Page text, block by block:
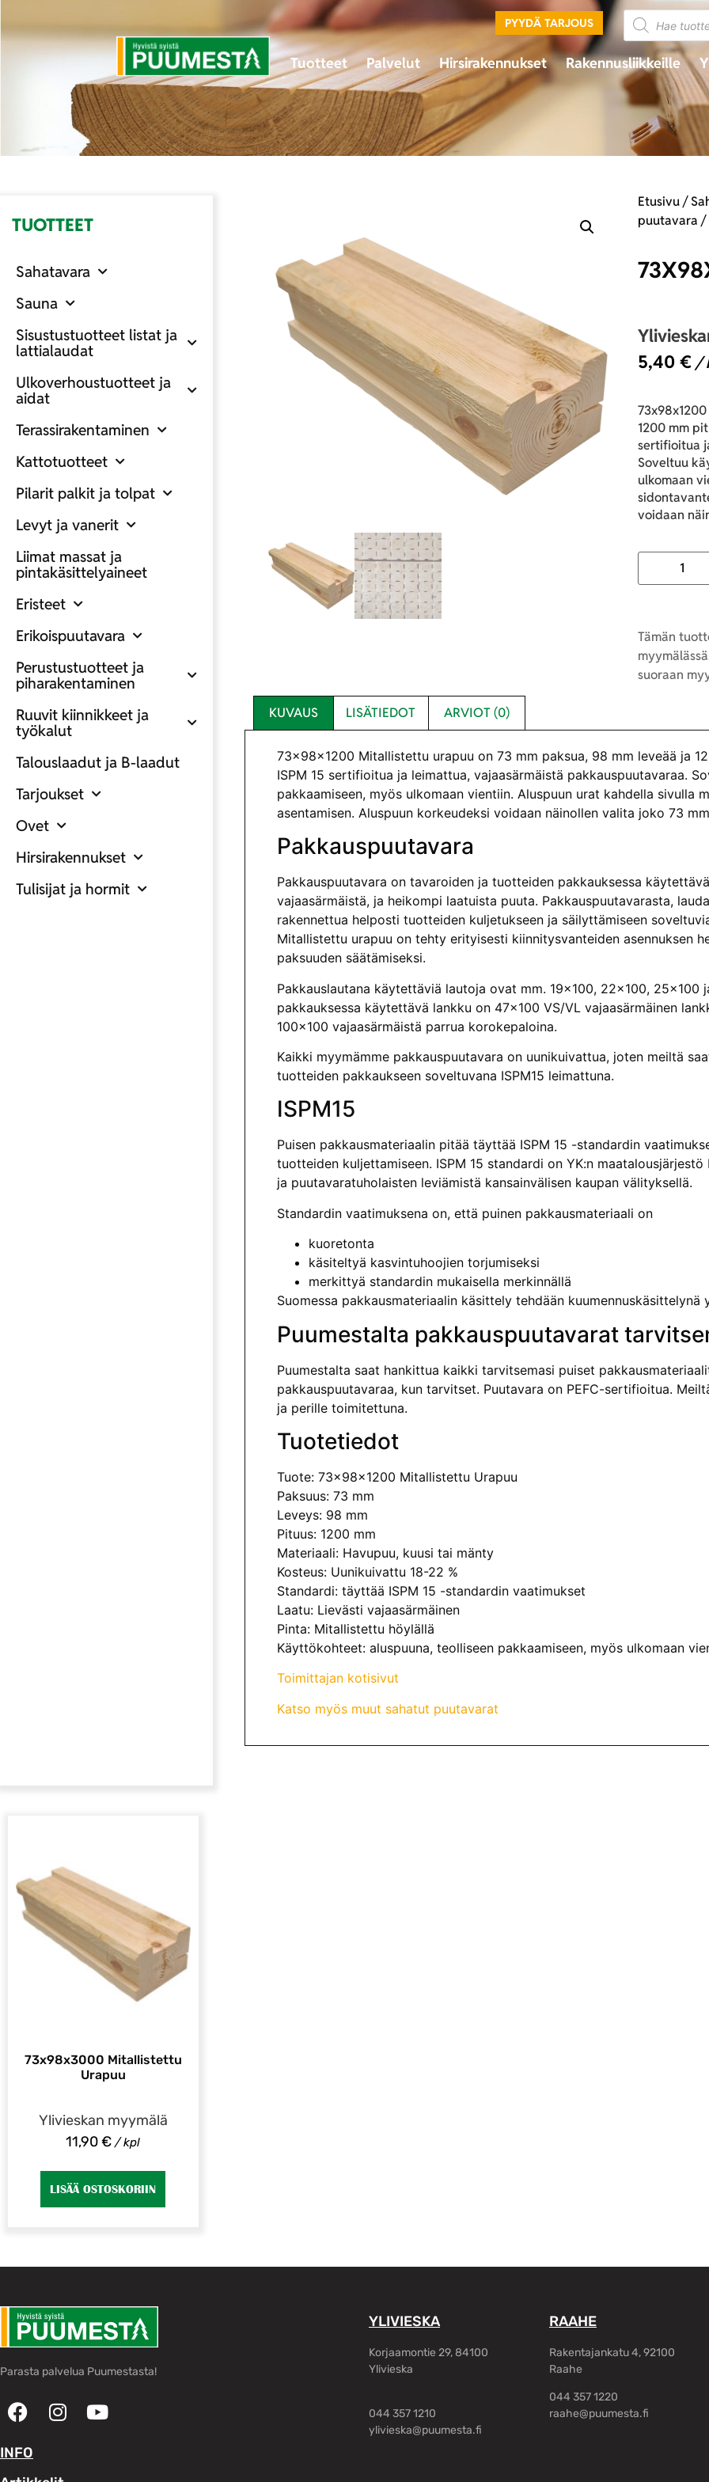
PYYDÄ TARJOUS
Tuotteet Palvelut Hirsirakennukset Rakennusliikkeille
TUOTTEET
Sahatavara
Sauna
Sisustustuotteet listat ja
lattialaudat
Ulkoverhoustuotteet ja
aidat
Terassirakentaminen
Kattotuotteet
Pilarit palkit ja tolpat
Levyt ja vanerit
Liimat massat ja
pintakäsittelyaineet
Eristeet
Erikoispuutavara
Perustustuotteet ja
piharakentaminen
Ruuvit kiinnikkeet ja
työkalut
Talouslaadut ja B-laadut
Tarjoukset
Ovet
Hirsirakennukset
Tulisijat ja hormit
Etusivu/
puutavara /
5,40€ /
1200 mm
sertifioitua
Soveltuu
ulkomaan
voidaan
Tämän
suoraan
KUVAUS LISÄTIEDOT ARVIOT (0)
73x98x1200 Mitallistettu urapuu on 73 mm paksua, 98 mm leveää ja
ISPM 15 sertifioitua ja leimattua, vajaasärmäistä pakkauspuutavaraa.
pakkaamiseen, myös ulkomaan vientiin. Aluspuun urat kahdella sivulla
asentamisen. Aluspuun korkeudeksi voidaan näinollen valita joko 73
Pakkauspuutavara
Pakkauspuutavara on tavaroiden ja tuotteiden pakkauksessa
vajaasärmäistä, ja heikompi laatuista puuta. Pakkauspuutavarasta,
rakennettua helposti tuotteiden kuljetukseen ja säilyttämiseen
Mitallistettu urapuu on tehty erityisesti kiinnitysvanteiden asennuksen
paksuuden säätämiseksi.
Pakkauslautana käytettäviä lautoja ovat mm. 19×100, 22×100, 25×100
pakkauksessa käytettävä lankku on 47×100 VS/VL vajaasärmäinen
100×100 vajaasärmäistä parrua korokepaloina.
Kaikki myymämme pakkauspuutavara on uunikuivattua, joten meiltä
tuotteiden pakkaukseen soveltuvana ISPM15 leimattuna.
ISPM15
Puisen pakkausmateriaalin pitää täyttää ISPM 15 -standardin
tuotteiden kuljettamiseen. ISPM 15 standardi on YK:n
ja puutavaratuholaisten leviämistä kansainvälisen kaupan välityksellä.
Standardin vaatimuksena on, että puinen pakkausmateriaali on
kuoretonta
käsiteltyä kasvintuhoojien torjumiseksi
merkittyä standardin mukaisella merkinnällä
Suomessa pakkausmateriaalin käsittely tehdään kuumennuskäsittelynä
Puumestalta pakkauspuutavarat
Puumestalta saat hankittua kaikki tarvitsemasi puiset
pakkauspuutavaraa, kun tarvitset. Puutavara on PEFC-sertifioitua.
ja perille toimitettuna.
Tuotetiedot
Tuote: 73x98x1200 Mitallistettu Urapuu
Paksuus: 73 mm
Leveys: 98 mm
Pituus: 1200 mm
Materiaali: Havupuu, kuusi tai mänty
Kosteus: Uunikuivattu 18-22 %
Standardi: täyttää ISPM 15 -standardin vaatimukset
Laatu: Lievästi vajaasärmäinen
Pinta: Mitallistettu höylällä
Käyttökohteet: aluspuuna, teolliseen pakkaamiseen, myös ulkomaan
Toimittajan kotisivut
Katso myös muut sahatut puutavarat
73x98x3000 Mitallistettu
Urapuu
Ylivieskan myymälä
11,90€ / kpl
LISÄÄ OSTOSKORIIN
Parasta palvelua Puumestasta!
INFO
YLIVIESKA
Korjaamontie 29, 84100
Ylivieska
044 357 1210
ylivieska@puumesta.fi
RAAHE
Rakentajankatu 4, 92100
Raahe
044 357 1220
raahe@puumesta.fi